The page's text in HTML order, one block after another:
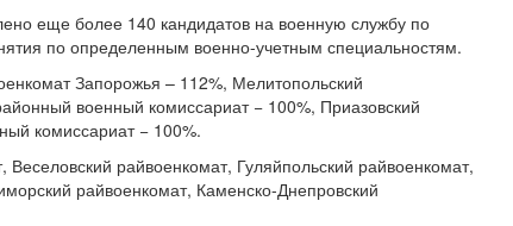
еще более 140 кандидатов на военную службу по
по определенным военно-учетным специальностям.
Запорожья – 112%, Мелитопольский
военный комиссариат − 100%, Приазовский
комиссариат − 100%.
райвоенкомат, Гуляйпольский райвоенкомат,
райвоенкомат, Каменско-Днепровский